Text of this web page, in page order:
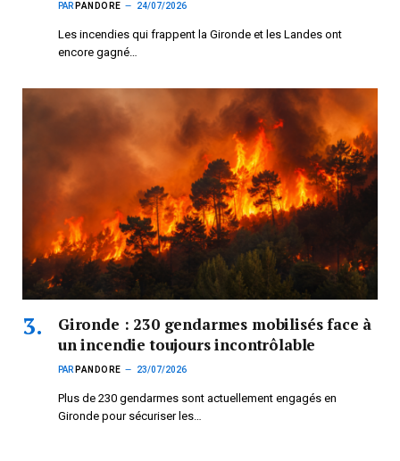
PAR PANDORE 24/07/2026
Les incendies qui frappent la Gironde et les Landes ont
encore gagné…
Gironde : 230 gendarmes mobilisés face à
un incendie toujours incontrôlable
PAR PANDORE 23/07/2026
Plus de 230 gendarmes sont actuellement engagés en
Gironde pour sécuriser les…